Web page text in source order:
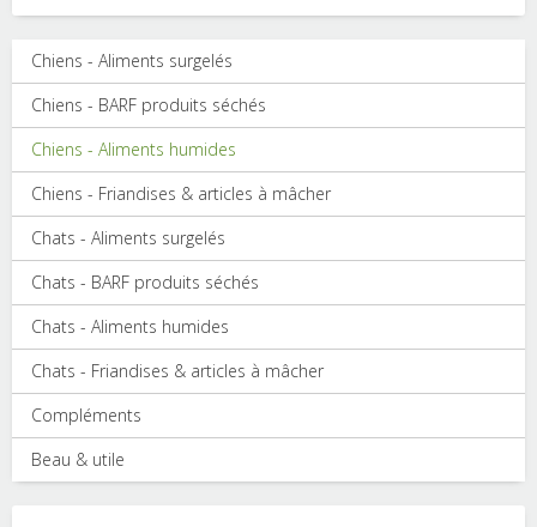
Chiens - Aliments surgelés
Chiens - BARF produits séchés
Chiens - Aliments humides
Chiens - Friandises & articles à mâcher
Chats - Aliments surgelés
Chats - BARF produits séchés
Chats - Aliments humides
Chats - Friandises & articles à mâcher
Compléments
Beau & utile